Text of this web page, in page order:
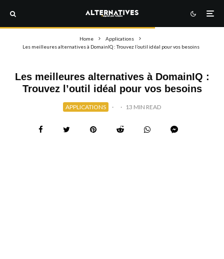
Home
Applications
Les meilleures alternatives à DomainIQ : Trouvez l’outil idéal pour vos besoins
Les meilleures alternatives à DomainIQ :
Trouvez l’outil idéal pour vos besoins
APPLICATIONS · · 13 MIN READ